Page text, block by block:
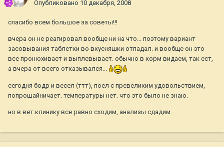
Опубликовано 10 декабря, 2008
спасибо всем большое за советы!!!
вчера он не реагировал вообще ни на что... поэтому вариант
засовывания таблетки во вкусняшки отпадал. и вообще он это
все пронюхивает и выплевывает. обычно в корм видаем, так ест,
а вчера от всего отказывался...
сегодня бодр и весел (ттт), поел с превеликим удовольствием,
попрошайничает. температуры нет. что это было не знаю.
но в вет.клинику все равно сходим, анализы сдадим.